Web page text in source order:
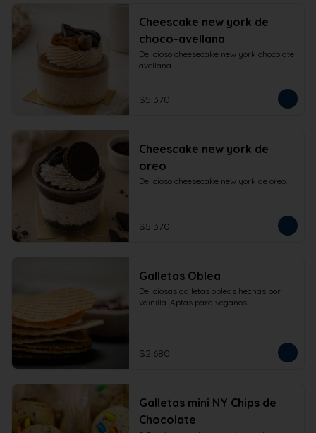
Cheescake new york de
choco-avellana
Delicioso cheesecake new york chocolate
avellana.
$5.370
Cheescake new york de
oreo
Delicioso cheesecake new york de oreo.
$5.370
Galletas Oblea
Deliciosas galletas obleas hechas por
vainilla. Aptas para veganos.
$2.680
Galletas mini NY Chips de
Chocolate